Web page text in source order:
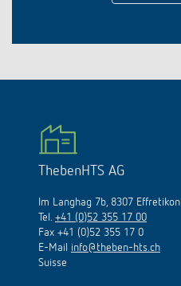
ThebenHTS AG
Im Langhag 7b, 8307 Effretikon
Tel. +41 (0)52 355 17 00
Fax +41 (0)52 355 17 0
E-Mail info@theben-hts.ch
Suisse